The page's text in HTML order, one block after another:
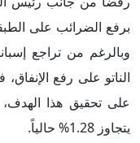
برفع الضرائب على
وبالرغم من تراجع
الناتو على رفع
على تحقيق هذا الهدف،
يتجاوز 1.28% حالياً.